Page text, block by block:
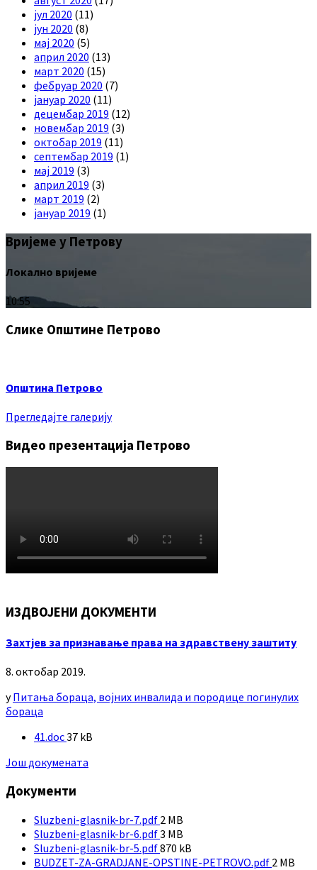
јул 2020 (11)
јун 2020 (8)
мај 2020 (5)
април 2020 (13)
март 2020 (15)
фебруар 2020 (7)
јануар 2020 (11)
децембар 2019 (12)
новембар 2019 (3)
октобар 2019 (11)
септембар 2019 (1)
мај 2019 (3)
април 2019 (3)
март 2019 (2)
јануар 2019 (1)
Вријеме у Петрову
Локално вријеме
10:55
Слике Општине Петрово
Општина Петрово
Прегледајте галерију
Видео презентација Петрово
ИЗДВОЈЕНИ ДОКУМЕНТИ
Захтјев за признавање права на здравствену заштиту
8. октобар 2019.
уПитања бораца, војних инвалида и породице погинулих
бораца
41.docFile
37 kB
Још докумената
Документи
Sluzbeni-glasnik-br-7.pdf File
size:
2 MB
Sluzbeni-glasnik-br-6.pdf File
size:
3 MB
Sluzbeni-glasnik-br-5.pdfFile
size:
870 kB
BUDZET-ZA-GRADJANE-OPSTINE-PETROVO.pdf File
2 MB